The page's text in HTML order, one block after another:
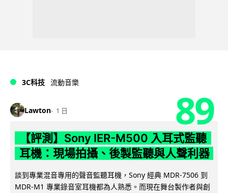
3C科技 流動音樂
Lawton 1 日 89
【評測】Sony IER-M500 入耳式監聽
耳機：現場拍攝、後製監聽與人聲利器
談到專業混音專用的聲音監聽耳機，Sony 經典 MDR-7506 到
MDR-M1 專業錄音室耳機都為人熟悉。而現在舞台製作者與創